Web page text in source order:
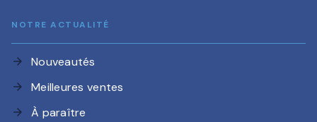
NOTRE ACTUALITÉ
arrow_forward Nouveautés
arrow_forward Meilleures ventes
arrow_forward À paraître